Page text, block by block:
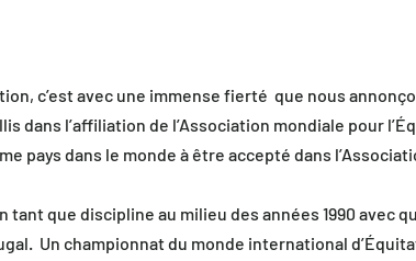
c’est avec une immense fierté  que nous
dans l’affiliation de l’Association mondiale pour
pays dans le monde à être accepté dans
tant que discipline au milieu des années 1990 avec
Un championnat du monde international